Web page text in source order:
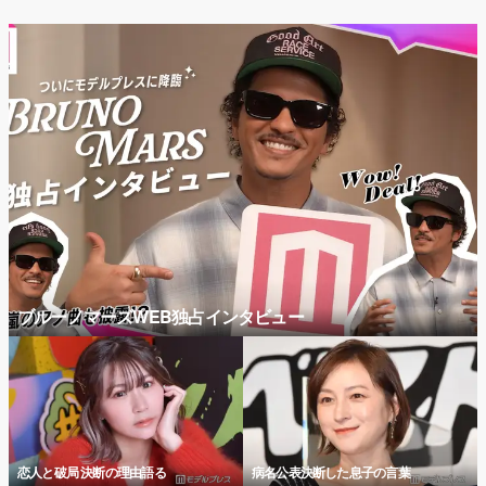
ブルーノマーズWEB独占インタビュー
恋人と破局 決断の理由語る 病名公表決断した息子の言葉